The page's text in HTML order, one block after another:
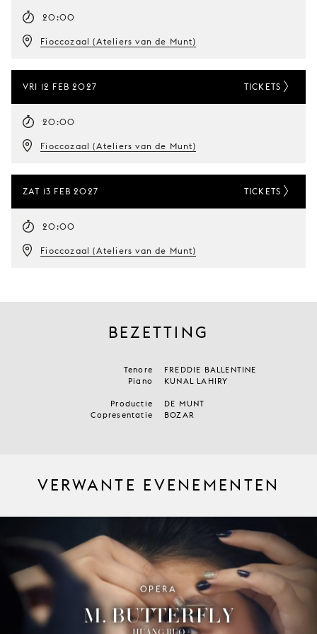
20:00
Fioccozaal (Ateliers van de Munt)
VRI 12 FEB 2027
20:00
Fioccozaal (Ateliers van de Munt)
TICKETS
ZAT 13 FEB 2027
20:00
Fioccozaal (Ateliers van de Munt)
TICKETS
BEZETTING
Tenore
FREDDIE BALLENTINE
Piano
KUNAL LAHIRY
Productie
DE MUNT
Copresentatie
BOZAR
VERWANTE EVENEMENTEN
OPERA
M. BUTTERFLY